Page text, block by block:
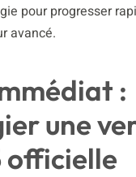
pour progresser
avancé.
:
une
officielle